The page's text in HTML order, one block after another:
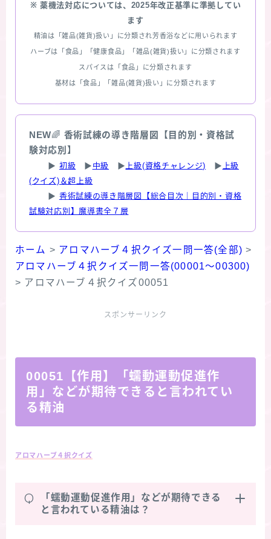
※ 薬機法対応については、2025年改正基準に準拠してい
ます
精油は「雑品(雑貨)扱い」に分類され芳香浴などに用いられます
ハーブは「食品」「健康食品」「雑品(雑貨)扱い」に分類されます
スパイスは「食品」に分類されます
基材は「食品」「雑品(雑貨)扱い」に分類されます
NEW🌈 香術試練の導き階層図【目的別・資格試
験対応別】
▶ 初級 ▶ 中級 ▶ 上級(資格チャレンジ) ▶ 上級
(クイズ)＆超上級
▶ 香術試練の導き階層図【総合目次｜目的別・資格
試験対応別】魔導書全７層
ホーム > アロマハーブ４択クイズ一問一答(全部) >
アロマハーブ４択クイズ一問一答(00001～00300)
> アロマハーブ４択クイズ00051
スポンサーリンク
00051【作用】「蠕動運動促進作
用」などが期待できると言われてい
る精油
アロマハーブ４択クイズ
Q
「蠕動運動促進作用」などが期待できる
と言われている精油は？